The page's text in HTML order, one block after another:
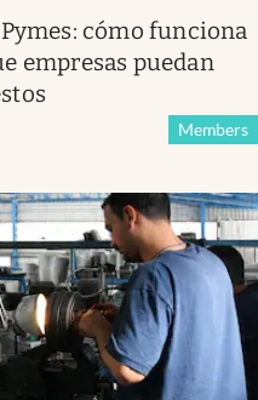
cómo funciona
empresas puedan
Members